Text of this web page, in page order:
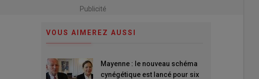
Publicité
VOUS AIMEREZ AUSSI
Mayenne : le nouveau schéma
cynégétique est lancé pour six